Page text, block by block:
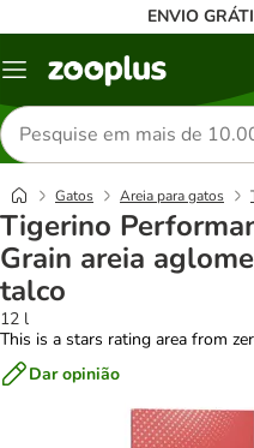
ENVIO
Menu
Pesquisar
produtos
Gatos Areia para gatos
Tigerino
Grain areia
talco
12 l
This is a stars rating area from
Dar opinião